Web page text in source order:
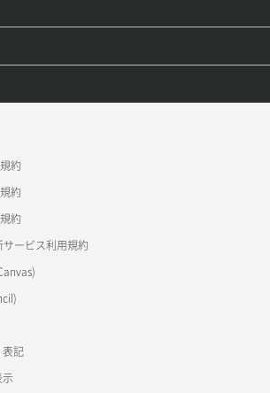
約
約
約
ービス利用規約
記